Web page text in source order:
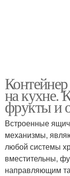
на кухне.
фрукты и
Встроенные
механизмы,
любой системы
вместительны,
направляющим